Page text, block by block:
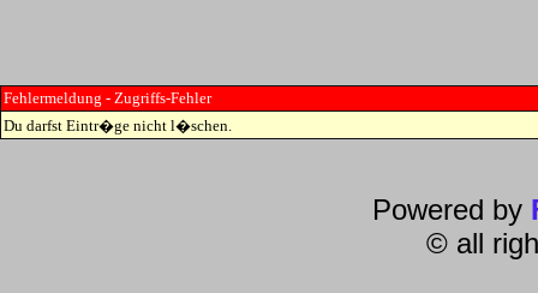
Fehlermeldung - Zugriffs-Fehler
Du darfst Eintr�ge nicht l�schen.
Powered by
© all